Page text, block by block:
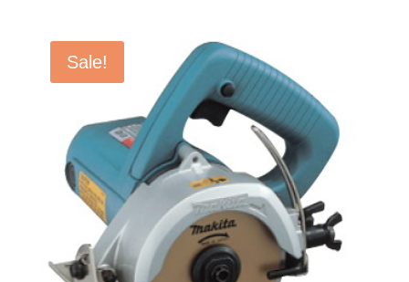
฿6,153.00.
฿4,364.00.
Sale!